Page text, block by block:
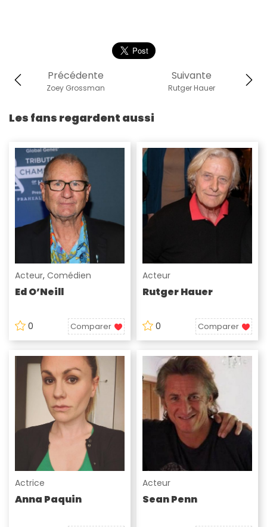
Suivante
Rutger Hauer
Précédente
Zoey Grossman
Les fans regardent aussi
Acteur, Comédien
Ed O’Neill
0 Comparer
Acteur
Rutger Hauer
0 Comparer
Actrice
Anna Paquin
Acteur
Sean Penn